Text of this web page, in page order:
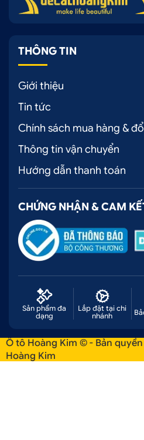
THÔNG TIN
Giới thiệu
Tin tức
Chính sách mua hàng &
Thông tin vận chuyển
Hướng dẫn thanh toán
CHỨNG NHẬN & CAM
Sản phẩm đa
dạng
Lắp đặt tại chi
nhánh
Ô tô Hoàng Kim © - Bản
Hoàng Kim